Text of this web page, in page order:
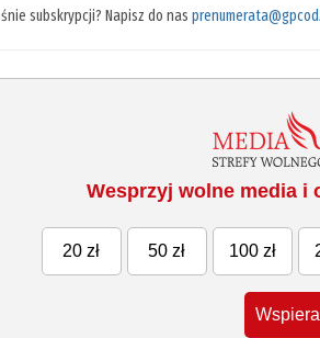
subskrypcji? Napisz do nas
Wesprzyj wolne media i
20 zł 50 zł 100 zł